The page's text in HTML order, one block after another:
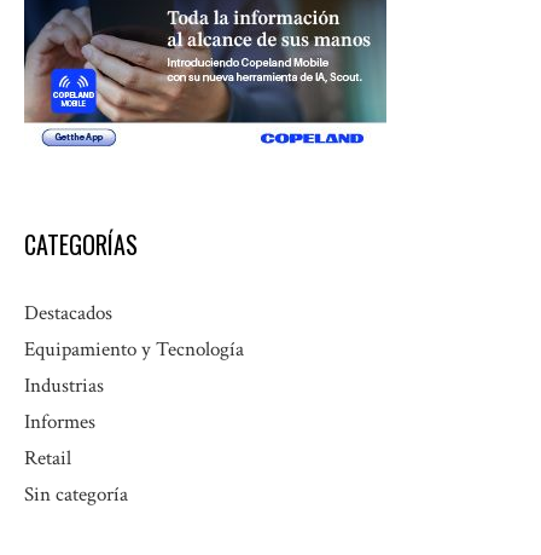
CATEGORÍAS
Destacados
Equipamiento y Tecnología
Industrias
Informes
Retail
Sin categoría